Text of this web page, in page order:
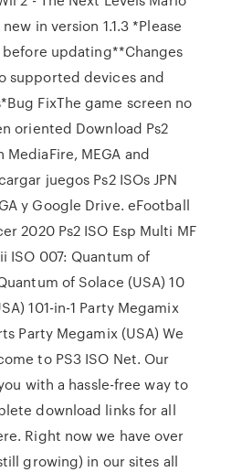
in version 1.1.3 *Please
updating**Changes
supported devices and
FixThe game screen no
oriented Download Ps2
MediaFire, MEGA and
juegos Ps2 ISOs JPN
y Google Drive. eFootball
2020 Ps2 ISO Esp Multi MF
ISO 007: Quantum of
of Solace (USA) 10
101-in-1 Party Megamix
Party Megamix (USA) We
to PS3 ISO Net. Our
with a hassle-free way to
download links for all
Right now we have over
growing) in our sites all